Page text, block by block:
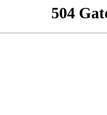
504